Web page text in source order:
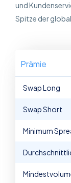
und
Spitze der
Prämie
Swap Long
Swap Short
Minimum